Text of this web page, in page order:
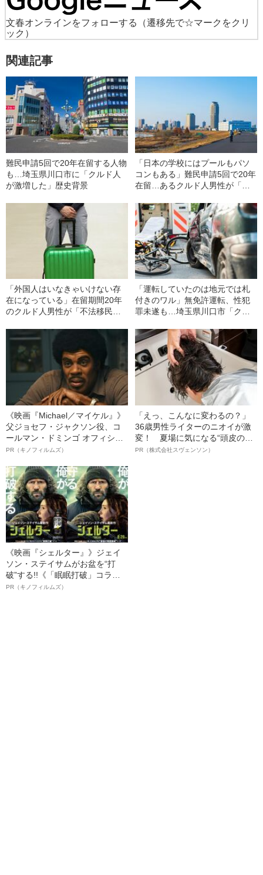
文春オンラインをフォローする
（遷移先で☆マークをクリ
ック）
関連記事
難民申請5回で20年在留する人物
も…埼玉県川口市に「クルド人
が激増した」歴史背景
「日本の学校にはプールもパソ
コンもある」難民申請5回で20年
在留…あるクルド人男性が「日
理由
「外国人はいなきゃいけない存
在になっている」在留期間20年
のクルド人男性が「不法移民の
「運転していたのは地元では札
付きのワル」無免許運転、性犯
罪未遂も…埼玉県川口市「クル
《映画『Michael／マイケル』》
父ジョセフ・ジャクソン役、コ
ールマン・ドミンゴ オフィシャ
ルインタビュー“観客を魅了した
語る”《日本興収70億円突破》
PR（キノフィルムズ）
「えっ、こんなに変わるの？」
36歳男性ライターのニオイが激
変！ 夏場に気になる“頭皮のニ
オイ”や“ベタつき”を解消す
PR（株式会社スヴェンソン）
《映画『シェルター』》ジェイ
ソン・ステイサムがお盆を“打
破”する!!《「眠眠打破」コラ
ボ》
PR（キノフィルムズ）